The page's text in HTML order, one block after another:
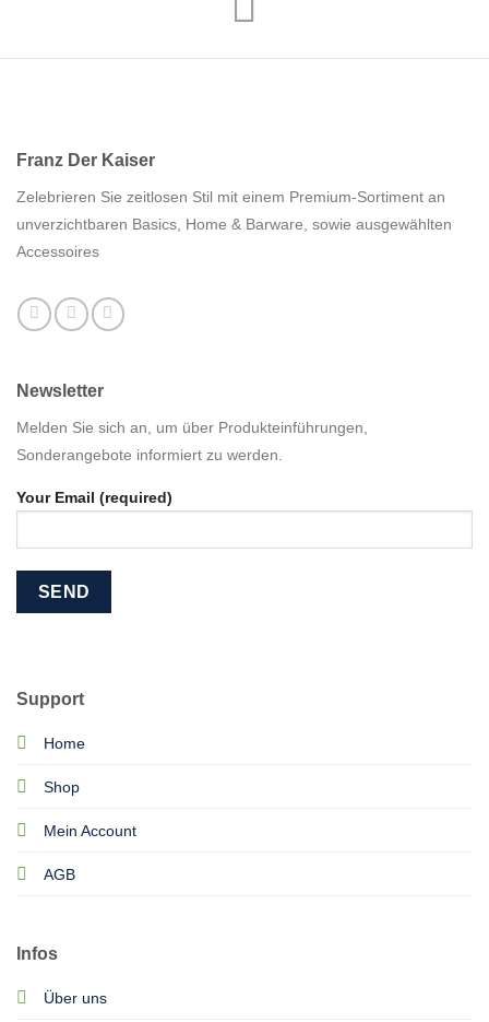
Franz Der Kaiser
Zelebrieren Sie zeitlosen Stil mit einem Premium-Sortiment an
unverzichtbaren Basics, Home & Barware, sowie ausgewählten
Accessoires
Support
Home
Shop
Mein Account
AGB
Infos
Über uns
Newsletter
Melden Sie sich an, um über Produkteinführungen,
Sonderangebote informiert zu werden.
Your Email (required)